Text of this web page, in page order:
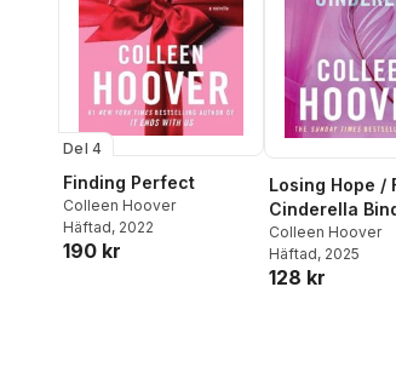
Del 4
Finding Perfect
Colleen Hoover
Häftad, 2022
190 kr
Losing Hope /
Cinderella
Colleen Hoover
Häftad, 2025
128 kr